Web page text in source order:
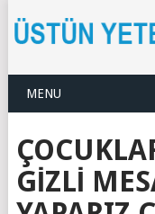
MENU
GIZLI